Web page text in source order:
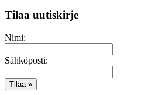
Tilaa uutiskirje
Nimi:
Sähköposti: